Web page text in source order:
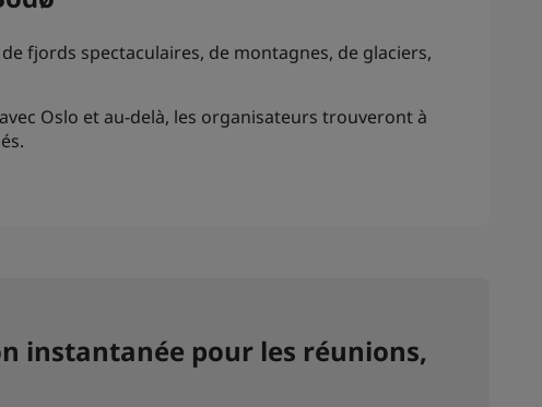
fjords spectaculaires, de montagnes, de glaciers,
Oslo et au-delà, les organisateurs trouveront à
instantanée pour les réunions,